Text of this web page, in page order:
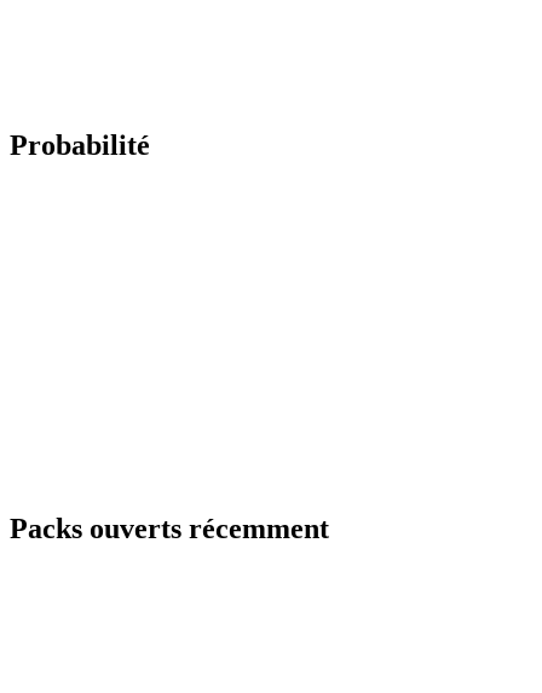
Probabilité
Packs ouverts récemment